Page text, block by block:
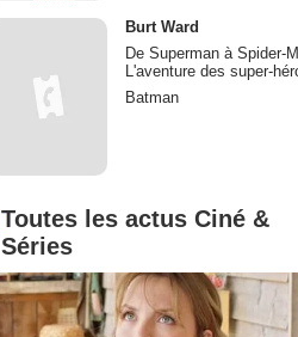
Burt Ward
De Superman à Spider-
L'aventure des super-
Batman
Toutes les actus Ciné &
Séries